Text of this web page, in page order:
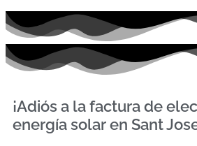
¡Adiós a la factura de
energía solar en Sant